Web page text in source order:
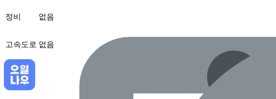
정비 없음
고속도로 없음